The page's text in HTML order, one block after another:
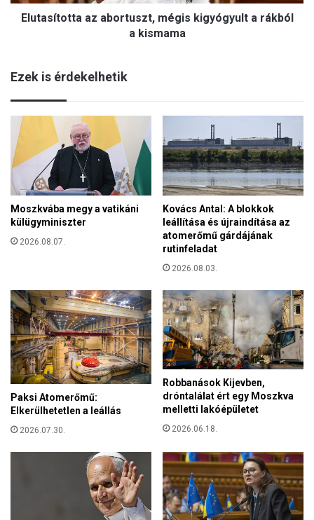
á
r
v
a
s
o
k
a
o
z
u
z
t
,
m
s
k
i
g
y
ó
g
y
u
l
Elutasította az abortuszt, mégis kigyógyult a rákból
a kismama
Ezek is érdekelhetik
Moszkvába megy a vatikáni
külügyminiszter
2026.08.07.
Kovács Antal: A blokkok
leállítása és újraindítása az
atomerőmű gárdájának
rutinfeladat
2026.08.03.
Paksi Atomerőmű:
Elkerülhetetlen a leállás
2026.07.30.
Robbanások Kijevben,
dróntalálat ért egy Moszkva
melletti lakóépületet
2026.06.18.